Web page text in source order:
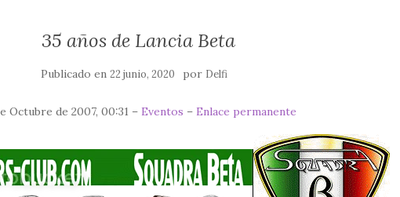
35 años de Lancia Beta
Publicado en22 junio, 2020 por Delfi
Octubre de 2007, 00:31 – Eventos – Enlace permanente